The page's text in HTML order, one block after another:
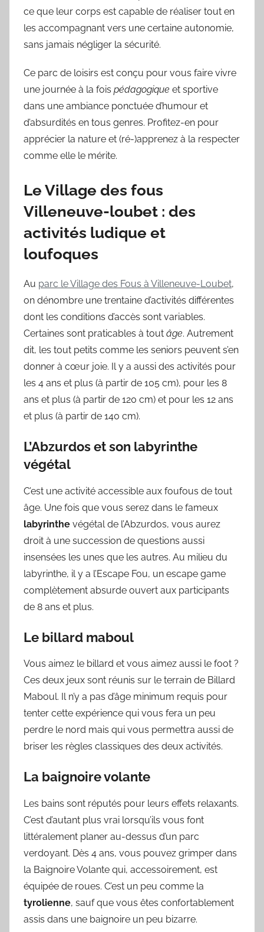
ce que leur corps est capable de réaliser tout en
les accompagnant vers une certaine autonomie,
sans jamais négliger la sécurité.
Ce parc de loisirs est conçu pour vous faire vivre
une journée à la fois pédagogique et sportive
dans une ambiance ponctuée d’humour et
d’absurdités en tous genres. Profitez-en pour
apprécier la nature et (ré-)apprenez à la respecter
comme elle le mérite.
Le Village des fous
Villeneuve-loubet : des
activités ludique et
loufoques
Au parc le Village des Fous à Villeneuve-Loubet,
on dénombre une trentaine d’activités différentes
dont les conditions d’accès sont variables.
Certaines sont praticables à tout âge. Autrement
dit, les tout petits comme les seniors peuvent s’en
donner à cœur joie. Il y a aussi des activités pour
les 4 ans et plus (à partir de 105 cm), pour les 8
ans et plus (à partir de 120 cm) et pour les 12 ans
et plus (à partir de 140 cm).
L’Abzurdos et son labyrinthe
végétal
C’est une activité accessible aux foufous de tout
âge. Une fois que vous serez dans le fameux
labyrinthe végétal de l’Abzurdos, vous aurez
droit à une succession de questions aussi
insensées les unes que les autres. Au milieu du
labyrinthe, il y a l’Escape Fou, un escape game
complètement absurde ouvert aux participants
de 8 ans et plus.
Le billard maboul
Vous aimez le billard et vous aimez aussi le foot ?
Ces deux jeux sont réunis sur le terrain de Billard
Maboul. Il n’y a pas d’âge minimum requis pour
tenter cette expérience qui vous fera un peu
perdre le nord mais qui vous permettra aussi de
briser les règles classiques des deux activités.
La baignoire volante
Les bains sont réputés pour leurs effets relaxants.
C’est d’autant plus vrai lorsqu’ils vous font
littéralement planer au-dessus d’un parc
verdoyant. Dès 4 ans, vous pouvez grimper dans
la Baignoire Volante qui, accessoirement, est
équipée de roues. C’est un peu comme la
tyrolienne, sauf que vous êtes confortablement
assis dans une baignoire un peu bizarre.